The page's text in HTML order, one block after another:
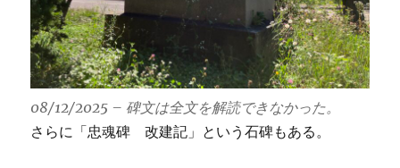
08/12/2025 – 碑文は全文を解読できなかった。
さらに「忠魂碑 改建記」という石碑もある。